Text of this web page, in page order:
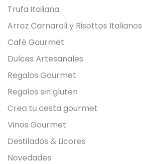
Trufa Italiana
Arroz Carnaroli y Risottos Italianos
Café Gourmet
Dulces Artesanales
Regalos Gourmet
Regalos sin gluten
Crea tu cesta gourmet
Vinos Gourmet
Destilados & Licores
Novedades